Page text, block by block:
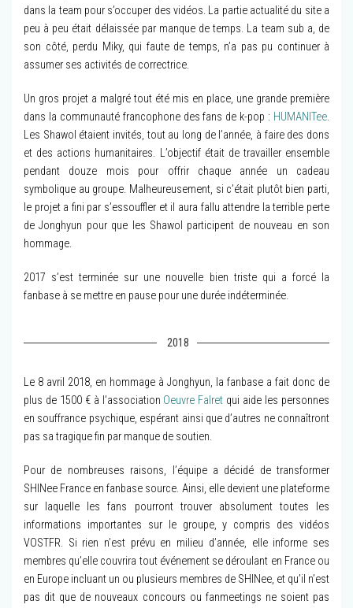
dans la team pour s’occuper des vidéos. La partie actualité du site a
peu à peu était délaissée par manque de temps. La team sub a, de
son côté, perdu Miky, qui faute de temps, n’a pas pu continuer à
assumer ses activités de correctrice.
Un gros projet a malgré tout été mis en place, une grande première
dans la communauté francophone des fans de k-pop : HUMANITee.
Les Shawol étaient invités, tout au long de l’année, à faire des dons
et des actions humanitaires. L’objectif était de travailler ensemble
pendant douze mois pour offrir chaque année un cadeau
symbolique au groupe. Malheureusement, si c’était plutôt bien parti,
le projet a fini par s’essouffler et il aura fallu attendre la terrible perte
de Jonghyun pour que les Shawol participent de nouveau en son
hommage.
2017 s’est terminée sur une nouvelle bien triste qui a forcé la
fanbase à se mettre en pause pour une durée indéterminée.
2018
Le 8 avril 2018, en hommage à Jonghyun, la fanbase a fait donc de
plus de 1500 € à l’association Oeuvre Falret qui aide les personnes
en souffrance psychique, espérant ainsi que d’autres ne connaîtront
pas sa tragique fin par manque de soutien.
Pour de nombreuses raisons, l’équipe a décidé de transformer
SHINee France en fanbase source. Ainsi, elle devient une plateforme
sur laquelle les fans pourront trouver absolument toutes les
informations importantes sur le groupe, y compris des vidéos
VOSTFR. Si rien n’est prévu en milieu d’année, elle informe ses
membres qu’elle couvrira tout événement se déroulant en France ou
en Europe incluant un ou plusieurs membres de SHINee, et qu’il n’est
pas dit que de nouveaux concours ou fanmeetings ne soient pas